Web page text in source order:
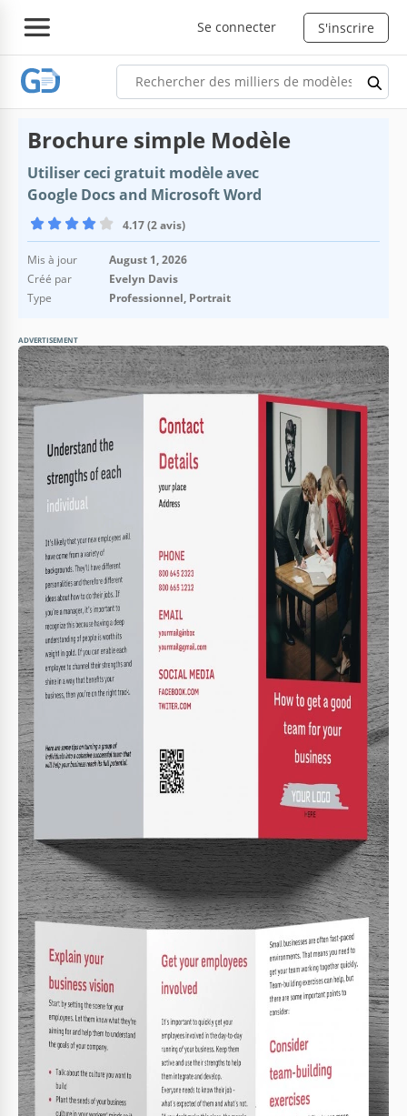
Se connecter S'inscrire
Brochure simple Modèle
Utiliser ceci gratuit modèle avec
Google Docs and Microsoft Word
4.17 (2 avis)
Mis à jour
August 1, 2026
Créé par
Evelyn Davis
Type
Professionnel, Portrait
ADVERTISEMENT